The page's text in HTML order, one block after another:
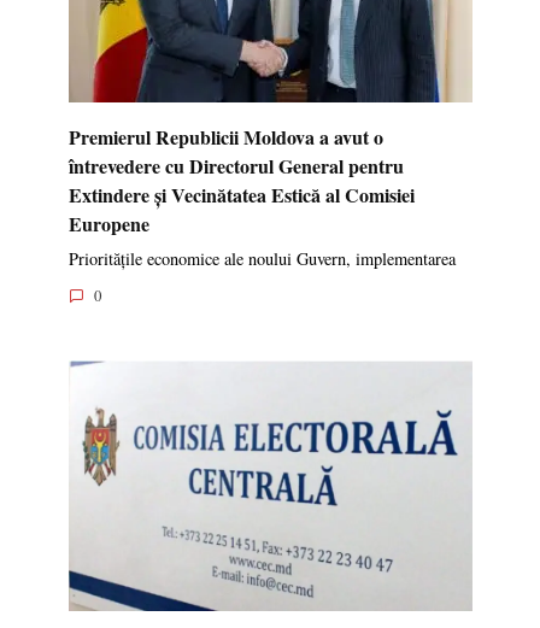
Premierul Republicii Moldova a avut o
întrevedere cu Directorul General pentru
Extindere și Vecinătatea Estică al Comisiei
Europene
Prioritățile economice ale noului Guvern, implementarea
0